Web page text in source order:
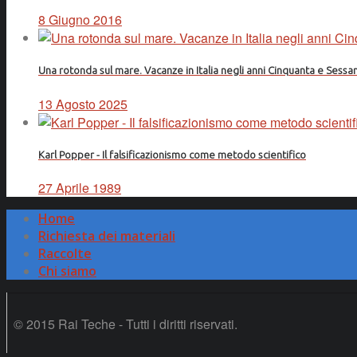
8 Giugno 2016
Una rotonda sul mare. Vacanze in Italia negli anni Cinquanta e
13 Agosto 2025
Karl Popper - Il falsificazionismo come metodo scientifico
27 Aprile 1989
Home
Richiesta dei materiali
Raccolte
Chi siamo
© 2015 Rai Teche - Tutti i diritti riservati.